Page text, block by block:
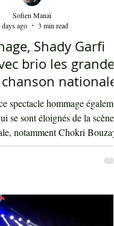
Shady Garfi
brio les grandes
chanson nationale
Sofien Manaï
spectacle hommage
se sont éloignés de la scène
Par la suite, c'était autour
une voix à la fois
Sofien Manaï
ago
3 min read